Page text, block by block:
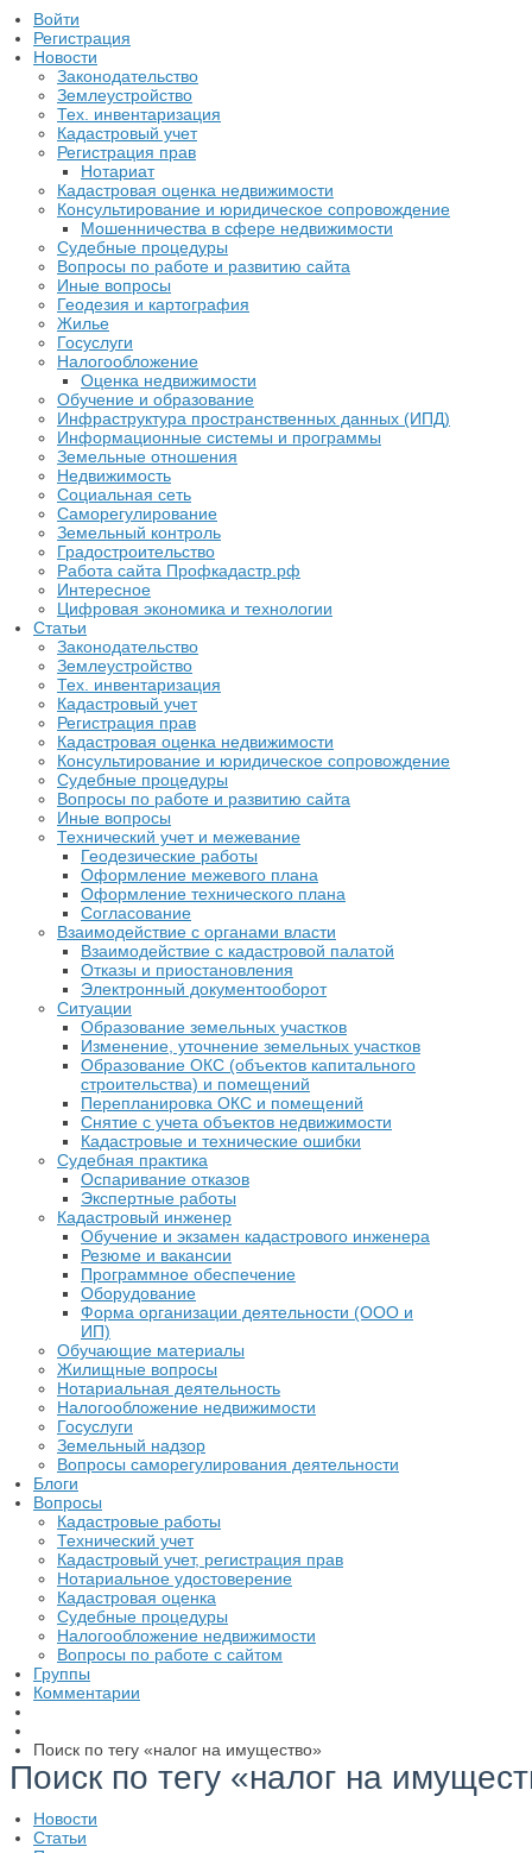
Войти
Регистрация
Новости
Законодательство
Землеустройство
Тех. инвентаризация
Кадастровый учет
Регистрация прав
Нотариат
Кадастровая оценка недвижимости
Консультирование и юридическое сопровождение
Мошенничества в сфере недвижимости
Судебные процедуры
Вопросы по работе и развитию сайта
Иные вопросы
Геодезия и картография
Жилье
Госуслуги
Налогообложение
Оценка недвижимости
Обучение и образование
Инфраструктура пространственных данных (ИПД)
Информационные системы и программы
Земельные отношения
Недвижимость
Социальная сеть
Саморегулирование
Земельный контроль
Градостроительство
Работа сайта Профкадастр.рф
Интересное
Цифровая экономика и технологии
Статьи
Законодательство
Землеустройство
Тех. инвентаризация
Кадастровый учет
Регистрация прав
Кадастровая оценка недвижимости
Консультирование и юридическое сопровождение
Судебные процедуры
Вопросы по работе и развитию сайта
Иные вопросы
Технический учет и межевание
Геодезические работы
Оформление межевого плана
Оформление технического плана
Согласование
Взаимодействие с органами власти
Взаимодействие с кадастровой палатой
Отказы и приостановления
Электронный документооборот
Ситуации
Образование земельных участков
Изменение, уточнение земельных участков
Образование ОКС (объектов капитального
строительства) и помещений
Перепланировка ОКС и помещений
Снятие с учета объектов недвижимости
Кадастровые и технические ошибки
Судебная практика
Оспаривание отказов
Экспертные работы
Кадастровый инженер
Обучение и экзамен кадастрового инженера
Резюме и вакансии
Программное обеспечение
Оборудование
Форма организации деятельности (ООО и
ИП)
Обучающие материалы
Жилищные вопросы
Нотариальная деятельность
Налогообложение недвижимости
Госуслуги
Земельный надзор
Вопросы саморегулирования деятельности
Блоги
Вопросы
Кадастровые работы
Технический учет
Кадастровый учет, регистрация прав
Нотариальное удостоверение
Кадастровая оценка
Судебные процедуры
Налогообложение недвижимости
Вопросы по работе с сайтом
Группы
Комментарии
Поиск по тегу «налог на имущество»
Поиск по тегу «налог на
Новости
Статьи